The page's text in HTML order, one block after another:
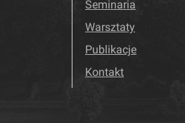
Seminaria
Warsztaty
Publikacje
Kontakt